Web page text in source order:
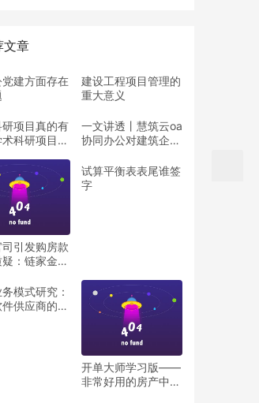
文章
建方面存在
建设工程项目管理的
重大意义
项目真的有
科研项目真
一文讲透丨慧筑云oa
协同办公对建筑企业
（慧筑云平台）
引发购房款
：链家金融
者起诉）
试算平衡表表尾谁签
字
模式研究：
供应商的四
开单大师学习版——
非常好用的房产中介